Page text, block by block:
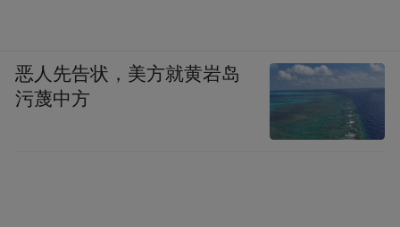
恶人先告状，美方就黄岩岛
污蔑中方